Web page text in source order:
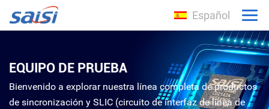
Español
EQUIPO DE PRUEBA
Bienvenido a explorar nuestra línea completa de productos
de sincronización y SLIC (circuito de interfaz de línea de